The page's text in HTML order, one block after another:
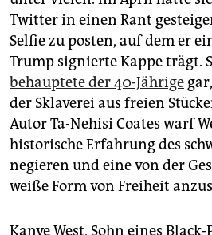
Twitter in einen Rant
Selfie zu posten, auf dem er
Trump signierte Kappe trägt.
behauptete der 40-Jährige
der Sklaverei aus freien
Autor Ta-Nehisi Coates warf
historische Erfahrung des
negieren und eine von der
weiße Form von Freiheit
Kanye West, Sohn eines